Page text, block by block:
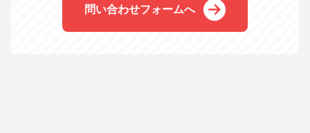
問い合わせフォームへ